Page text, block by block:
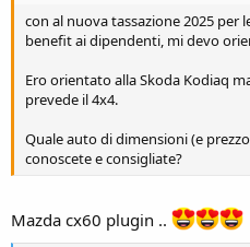
con al nuova tassazione 2025 per
benefit ai dipendenti, mi devo
Ero orientato alla Skoda Kodiaq
prevede il 4x4.
Quale auto di dimensioni (e
conoscete e consigliate?
Mazda cx60 plugin ..